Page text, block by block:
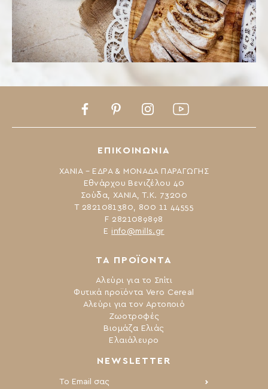
NEWSLETTER
Το Email σας:
ΤΑ ΠΡΟΪΟΝΤΑ
Αλεύρι για το Σπίτι
Φυτικά προϊόντα Vero Cereal
Αλεύρι για τον Αρτοποιό
Ζωοτροφές
Βιομάζα Ελιάς
Ελαιάλευρο
ΕΠΙΚΟΙΝΩΝΙΑ
ΧΑΝΙΑ – ΕΔΡΑ & ΜΟΝΑΔΑ ΠΑΡΑΓΩΓΗΣ
Εθνάρχου Βενιζέλου 40
Σούδα, ΧΑΝΙΑ, Τ.Κ. 73200
Τ 2821081380, 800 11 44555
F 2821089898
Ε info@mills.gr
FacebookPinterestInstagramYoutube